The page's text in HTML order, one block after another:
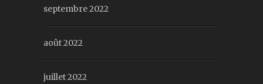
septembre 2022
août 2022
juillet 2022